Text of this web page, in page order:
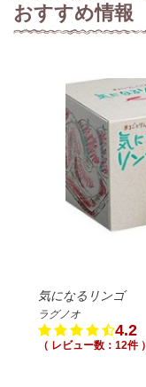
おすすめ情報
気になるリンゴ
ラグノオ
4.2
（ レビュー数：12件 ）